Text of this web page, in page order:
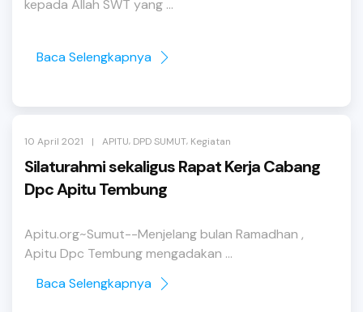
kepada Allah SWT yang ...
Baca Selengkapnya
10 April 2021 | APITU, DPD SUMUT, Kegiatan
Silaturahmi sekaligus Rapat Kerja Cabang
Dpc Apitu Tembung
Apitu.org~Sumut--Menjelang bulan Ramadhan ,
Apitu Dpc Tembung mengadakan ...
Baca Selengkapnya